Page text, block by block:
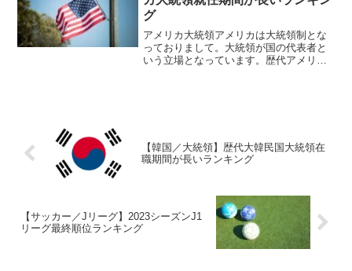
グ
アメリカ大統領アメリカは大統領制とな
っておりまして。大統領が国の代表者と
いう立場となっています。歴代アメリカ
【韓国／大統領】歴代大韓民国大統領在
職期間が長いランキング
【サッカー／Jリーグ】2023シーズンJ1
リーグ最終順位ランキング